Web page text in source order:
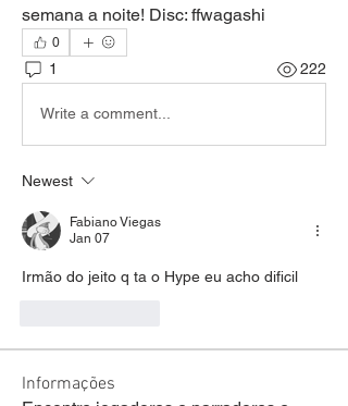
semana a noite! Disc: ffwagashi
0
1 222
Write a comment...
Newest
Fabiano Viegas
Jan 07
Irmão do jeito q ta o Hype eu acho dificil
Informações